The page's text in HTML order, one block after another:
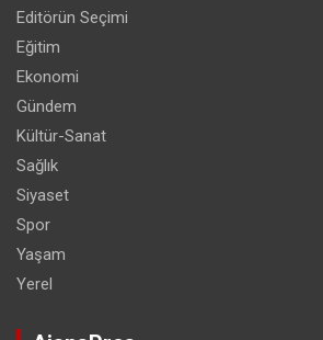
Editörün Seçimi
Eğitim
Ekonomi
Gündem
Kültür-Sanat
Sağlık
Siyaset
Spor
Yaşam
Yerel